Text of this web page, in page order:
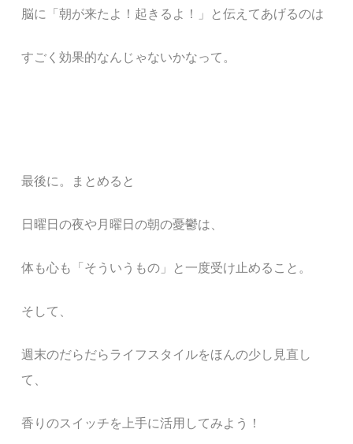
脳に「朝が来たよ！起きるよ！」と伝えてあげるのは
すごく効果的なんじゃないかなって。
最後に。まとめると
日曜日の夜や月曜日の朝の憂鬱は、
体も心も「そういうもの」と一度受け止めること。
そして、
週末のだらだらライフスタイルをほんの少し見直し
て、
香りのスイッチを上手に活用してみよう！